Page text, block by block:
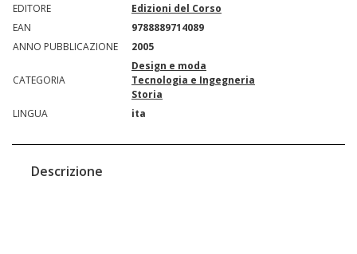
EDITORE
Edizioni del Corso
EAN
9788889714089
ANNO PUBBLICAZIONE
2005
CATEGORIA
Design e moda
Tecnologia e Ingegneria
Storia
LINGUA
ita
Descrizione